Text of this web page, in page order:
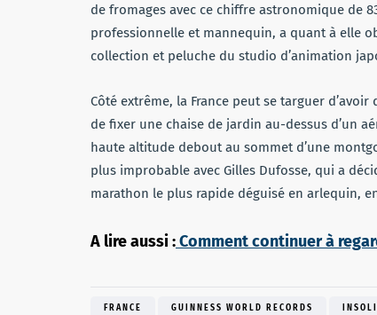
de fromages avec ce chiffre astronomique de
professionnelle et mannequin, a quant à elle
collection et peluche du studio d’animation
Côté extrême, la France peut se targuer
de fixer une chaise de jardin au-dessus d’un
haute altitude debout au sommet d’une
plus improbable avec Gilles Dufosse, qui a
marathon le plus rapide déguisé en arlequin,
A lire aussi :Comment continuer à
FRANCE GUINNESS WORLD RECORDS